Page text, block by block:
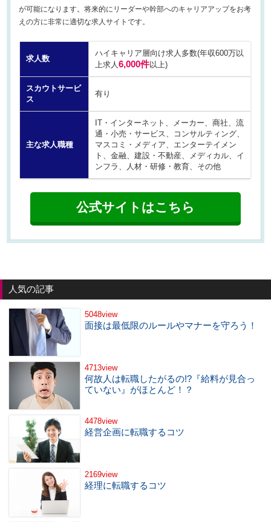
が可能になります。将来的にリーダーや幹部へのキャリアアップをお考
えの方に非常に適切な求人サイトです。
求人数
ハイキャリア層向け求人多数(年収600万以
上求人6,000件以上)
スカウトサービ
ス
有り
主な求人職種
IT・インターネット、メーカー、商社、流
通・小売・サービス、コンサルティング、
マスコミ・メディア、エンターテイメン
ト、金融、建設・不動産、メディカル、イ
ンフラ、人材・研修・教育、その他
公式サイトはこちら
人気の記事
5048view
面接は最低限のルールやマナーを守ろう！
4713view
何故人は転職したがるの!?『給料が見合っ
ていない』がほとんど！？
4478view
経営企画に転職するコツ
2169view
経理に転職するコツ